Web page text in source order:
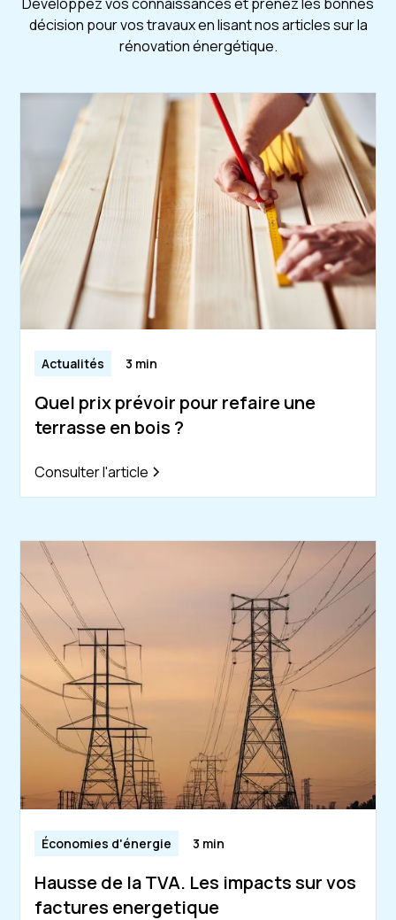
décision pour vos travaux en lisant nos articles sur la
rénovation énergétique.
Actualités 3 min
Quel prix prévoir pour refaire une
terrasse en bois ?
Consulter l'article
Économies d'énergie 3 min
Hausse de la TVA. Les impacts sur vos
factures energetique